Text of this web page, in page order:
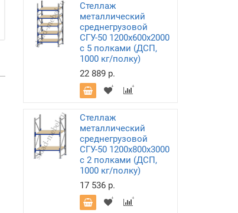
Стеллаж
металлический
среднегрузовой
СГУ-50 1200х600х2000
с 5 полками (ДСП,
1000 кг/полку)
22 889 р.
Стеллаж
металлический
среднегрузовой
СГУ-50 1200х800х3000
с 2 полками (ДСП,
1000 кг/полку)
17 536 р.